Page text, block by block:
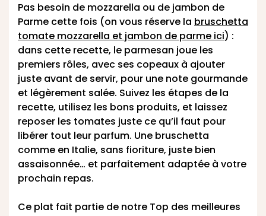
Pas besoin de mozzarella ou de jambon de
Parme cette fois (on vous réserve la bruschetta
tomate mozzarella et jambon de parme ici) :
dans cette recette, le parmesan joue les
premiers rôles, avec ses copeaux à ajouter
juste avant de servir, pour une note gourmande
et légèrement salée. Suivez les étapes de la
recette, utilisez les bons produits, et laissez
reposer les tomates juste ce qu’il faut pour
libérer tout leur parfum. Une bruschetta
comme en Italie, sans fioriture, juste bien
assaisonnée… et parfaitement adaptée à votre
prochain repas.
Ce plat fait partie de notre Top des meilleures